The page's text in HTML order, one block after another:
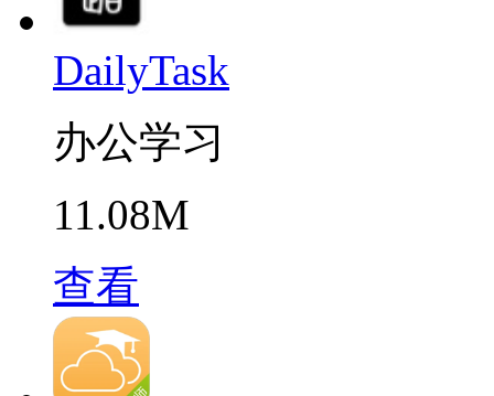
DailyTask
办公学习
11.08M
查看